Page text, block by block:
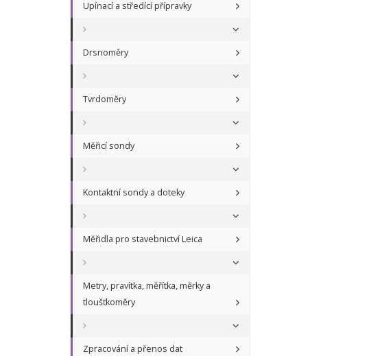
Upínací a středící přípravky
Drsnoměry
Tvrdoměry
Měřicí sondy
Kontaktní sondy a doteky
Měřidla pro stavebnictví Leica
Metry, pravítka, měřítka, měrky a
tloušťkoměry
Zpracování a přenos dat